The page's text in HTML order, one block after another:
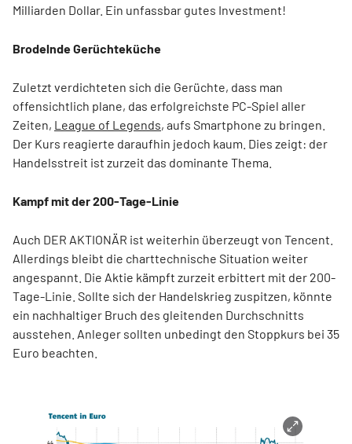
Milliarden Dollar. Ein unfassbar gutes Investment!
Brodelnde Gerüchteküche
Zuletzt verdichteten sich die Gerüchte, dass man
offensichtlich plane, das erfolgreichste PC-Spiel aller
Zeiten, League of Legends, aufs Smartphone zu bringen.
Der Kurs reagierte daraufhin jedoch kaum. Dies zeigt: der
Handelsstreit ist zurzeit das dominante Thema.
Kampf mit der 200-Tage-Linie
Auch DER AKTIONÄR ist weiterhin überzeugt von Tencent.
Allerdings bleibt die charttechnische Situation weiter
angespannt. Die Aktie kämpft zurzeit erbittert mit der 200-
Tage-Linie. Sollte sich der Handelskrieg zuspitzen, könnte
ein nachhaltiger Bruch des gleitenden Durchschnitts
ausstehen. Anleger sollten unbedingt den Stoppkurs bei 35
Euro beachten.